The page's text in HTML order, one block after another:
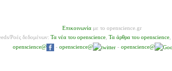
Επικοινωνία με το openscience.gr
Ροές δεδομένων: Τα νέα του openscience, Τα άρθρα του openscience,
openscience@
- openscience@ - openscience@